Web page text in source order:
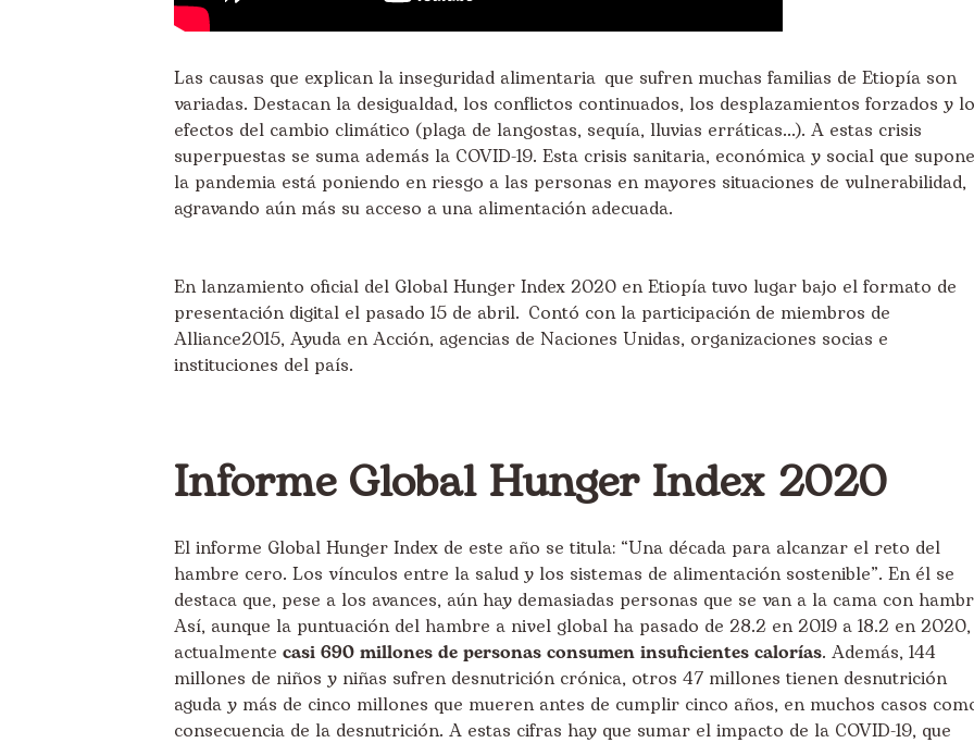
Las causas que explican la inseguridad alimentaria que sufren muchas familias de Etiopía son
variadas. Destacan la desigualdad, los conflictos continuados, los desplazamientos forzados y
efectos del cambio climático (plaga de langostas, sequía, lluvias erráticas...). A estas crisis
superpuestas se suma además la COVID-19. Esta crisis sanitaria, económica y social que supone
la pandemia está poniendo en riesgo a las personas en mayores situaciones de vulnerabilidad,
agravando aún más su acceso a una alimentación adecuada.
En lanzamiento oficial del Global Hunger Index 2020 en Etiopía tuvo lugar bajo el formato de
presentación digital el pasado 15 de abril. Contó con la participación de miembros de
Alliance2015, Ayuda en Acción, agencias de Naciones Unidas, organizaciones socias e
instituciones del país.
Informe Global Hunger Index 2020
El informe Global Hunger Index de este año se titula: “Una década para alcanzar el reto del
hambre cero. Los vínculos entre la salud y los sistemas de alimentación sostenible”. En él se
destaca que, pese a los avances, aún hay demasiadas personas que se van a la cama con
Así, aunque la puntuación del hambre a nivel global ha pasado de 28.2 en 2019 a 18.2 en 2020,
actualmente casi 690 millones de personas consumen insuficientes calorías. Además, 144
millones de niños y niñas sufren desnutrición crónica, otros 47 millones tienen desnutrición
aguda y más de cinco millones que mueren antes de cumplir cinco años, en muchos casos
consecuencia de la desnutrición. A estas cifras hay que sumar el impacto de la COVID-19, que